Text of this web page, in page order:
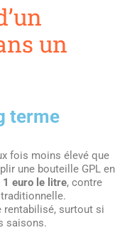
un
terme
fois moins élevé que
une bouteille GPL en
1 euro le litre, contre
rentabilisé, surtout si
saisons.